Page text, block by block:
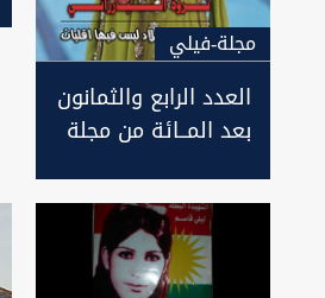
مجلة-فيلي
العدد الرابع والثمانون
بعد المــائة من مجلة